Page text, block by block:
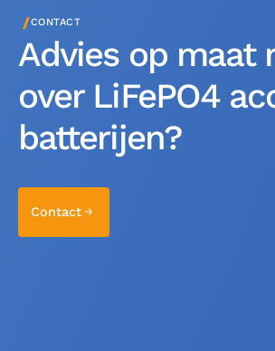
/CONTACT
Advies op maat
over LiFePO4
batterijen?
Contact